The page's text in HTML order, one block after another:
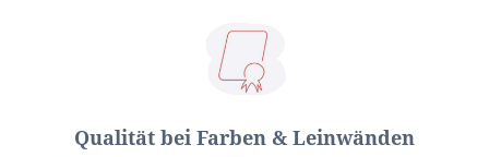
Qualität bei Farben & Leinwänden